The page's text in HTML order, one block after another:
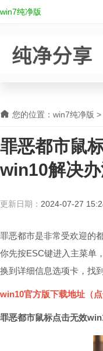
win7纯净版
您的位置： win7纯净版 >
罪恶都市鼠
win10解决
更新日期： 2024-07-27
罪恶都市是非常受欢迎的
你先按ESC键进入主菜单
换到详细信息选项卡，找
win10官方版下载地址（点
罪恶都市鼠标点击无效